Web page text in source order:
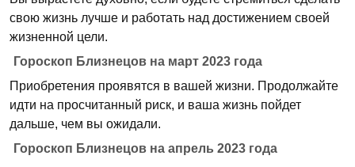
свою жизнь лучше и работать над достижением своей
жизненной цели.
Гороскоп Близнецов на март 2023 года
Приобретения проявятся в вашей жизни. Продолжайте
идти на просчитанный риск, и ваша жизнь пойдет
дальше, чем вы ожидали.
Гороскоп Близнецов на апрель 2023 года